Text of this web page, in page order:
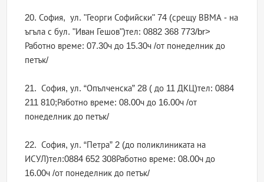
20. София, ул. "Георги Софийски" 74 (срещу ВВМА - на
ъгъла с бул. "Иван Гешов")тел: 0882 368 773/br>
Работно време: 07.30ч до 15.30ч /от понеделник до
петък/
21. София, ул. “Опълченска” 28 ( до 11 ДКЦ)тел: 0884
211 810;Работно време: 08.00ч до 16.00ч /от
понеделник до петък/
22. София, ул. “Петра” 2 (до поликлиниката на
ИСУЛ)тел:0884 652 308Работно време: 08.00ч до
16.00ч /от понеделник до петък/